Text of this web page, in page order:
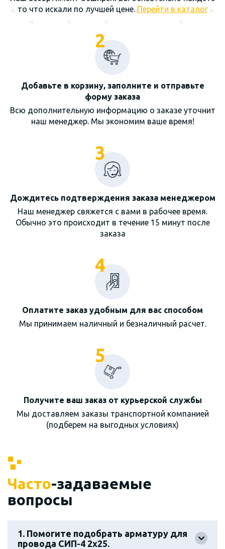
то что искали по лучшей цене. Перейти в каталог
2
Добавьте в корзину, заполните и отправьте
форму заказа
Всю дополнительную информацию о заказе уточнит
наш менеджер. Мы экономим ваше время!
3
Дождитесь подтверждения заказа менеджером
Наш менеджер свяжется с вами в рабочее время.
Обычно это происходит в течение 15 минут после
заказа
4
Оплатите заказ удобным для вас способом
Мы принимаем наличный и безналичный расчет.
5
Получите ваш заказ от курьерской службы
Мы доставляем заказы транспортной компанией
(подберем на выгодных условиях)
Часто-задаваемые
вопросы
1. Помогите подобрать арматуру для
провода СИП-4 2х25.